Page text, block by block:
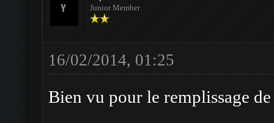
Junior Member
16/02/2014, 01:25
Bien vu pour le remplissage